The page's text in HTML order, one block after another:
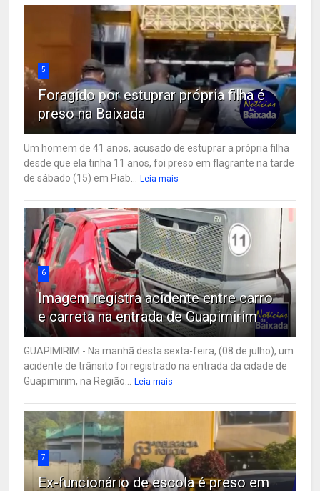
5
Foragido por estuprar própria filha é
preso na Baixada
Um homem de 41 anos, acusado de estuprar a própria filha
desde que ela tinha 11 anos, foi preso em flagrante na tarde
de sábado (15) em Piab... Leia mais
6
Imagem registra acidente entre carro
e carreta na entrada de Guapimirim
GUAPIMIRIM - Na manhã desta sexta-feira, (08 de julho), um
acidente de trânsito foi registrado na entrada da cidade de
Guapimirim, na Região... Leia mais
7
Ex-funcionário de escola é preso em